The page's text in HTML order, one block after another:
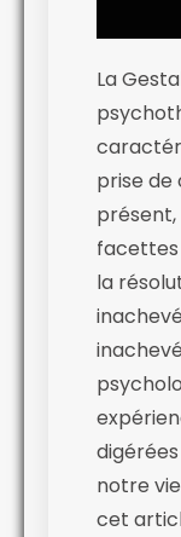
La
prise de
facettes
la
notre
cet